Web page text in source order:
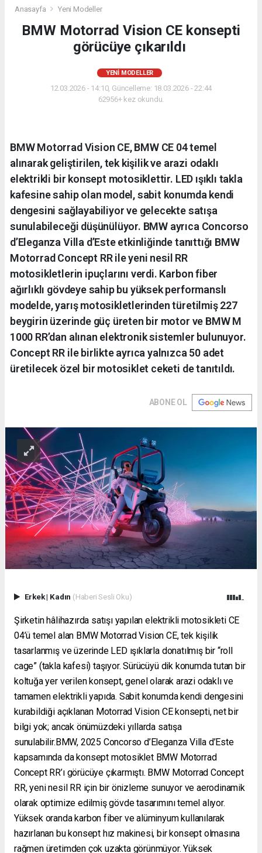
Anasayfa Yeni Modeller
BMW Motorrad Vision CE konsepti
görücüye çıkarıldı
YENI MODELLER
12.03.2026 - 14:10, Güncelleme: 18.03.2026 - 22:44
62956+ kez okundu.
BMW Motorrad Vision CE, BMW CE 04 temel
alınarak geliştirilen, tek kişilik ve arazi odaklı
elektrikli bir konsept motosiklettir. LED ışıklı takla
kafesine sahip olan model, sabit konumda kendi
dengesini sağlayabiliyor ve gelecekte satışa
sunulabileceği düşünülüyor. BMW ayrıca Concorso
d’Eleganza Villa d’Este etkinliğinde tanıttığı BMW
Motorrad Concept RR ile yeni nesil RR
motosikletlerin ipuçlarını verdi. Karbon fiber
ağırlıklı gövdeye sahip bu yüksek performanslı
modelde, yarış motosikletlerinden türetilmiş 227
beygirin üzerinde güç üreten bir motor ve BMW M
1000 RR’dan alınan elektronik sistemler bulunuyor.
Concept RR ile birlikte ayrıca yalnızca 50 adet
üretilecek özel bir motosiklet ceketi de tanıtıldı.
ABONE OL
Erkek| Kadın (Haberi Sesli Oku)
Şirketin hâlihazırda satışı yapılan elektrikli motosikleti CE
04’ü temel alan BMW Motorrad Vision CE, tek kişilik
tasarlanmış ve üzerinde LED ışıklarla donatılmış bir “roll
cage” (takla kafesi) taşıyor. Sürücüyü dik konumda tutan bir
koltuğa yer verilen konsept, genel olarak arazi odaklı ve
tamamen elektrikli yapıda. Sabit konumda kendi dengesini
kurabildiği açıklanan Motorrad Vision CE konsepti, net bir
bilgi yok; ancak önümüzdeki yıllarda satışa
sunulabilir.BMW, 2025 Concorso d’Eleganza Villa d’Este
kapsamında da konsept motosiklet BMW Motorrad
Concept RR’ı görücüye çıkarmıştı. BMW Motorrad Concept
RR, yeni nesil RR için bir önizleme sunuyor ve aerodinamik
olarak optimize edilmiş gövde tasarımını temel alıyor.
Yüksek oranda karbon fiber ve alüminyum kullanılarak
hazırlanan bu konsept hız makinesi, bir konsept olmasına
rağmen üretimden çok uzakta görünmüyor. Yüksek